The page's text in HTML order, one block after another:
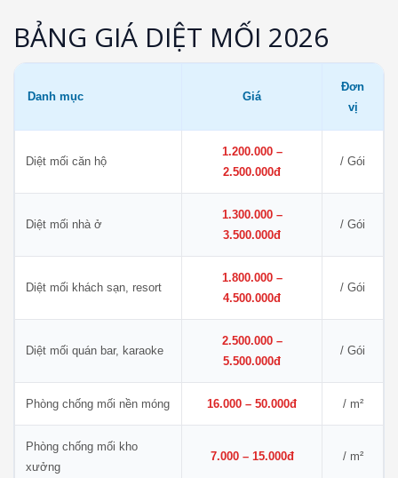
BẢNG GIÁ DIỆT MỐI 2026
Danh mục Giá
Đơn
vị
Diệt mối căn hộ
1.200.000 –
2.500.000đ
/ Gói
Diệt mối nhà ở
1.300.000 –
3.500.000đ
/ Gói
Diệt mối khách sạn, resort
1.800.000 –
4.500.000đ
/ Gói
Diệt mối quán bar, karaoke
2.500.000 –
5.500.000đ
/ Gói
Phòng chống mối nền móng 16.000 – 50.000đ / m²
Phòng chống mối kho
xưởng
7.000 – 15.000đ / m²